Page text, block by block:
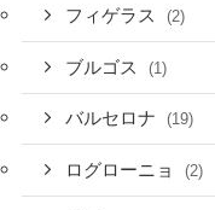
フィゲラス (2)
ブルゴス (1)
バルセロナ (19)
ログローニョ (2)